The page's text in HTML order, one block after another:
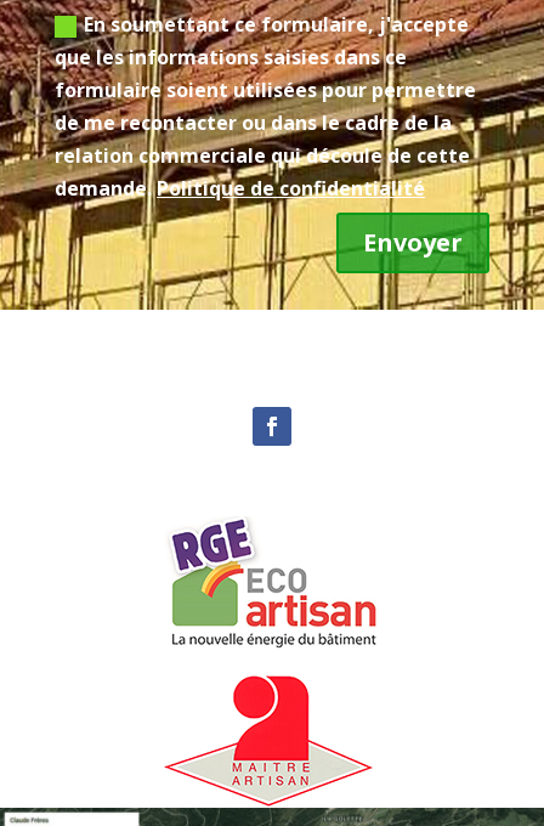
En soumettant ce formulaire, j'accepte
que les informations saisies dans ce
formulaire soient utilisées pour permettre
de me recontacter ou dans le cadre de la
relation commerciale qui découle de cette
demande.Politique de confidentialité
Envoyer